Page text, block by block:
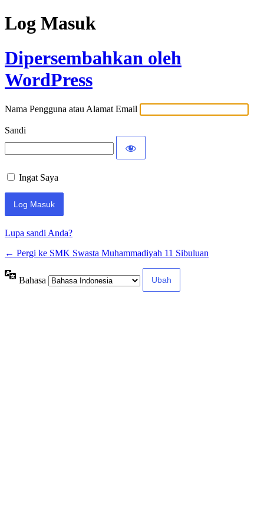
Log Masuk
Dipersembahkan oleh
WordPress
Nama Pengguna atau Alamat Email
Sandi
Ingat Saya
Lupa sandi Anda?
← Pergi ke SMK Swasta Muhammadiyah 11 Sibuluan
Bahasa